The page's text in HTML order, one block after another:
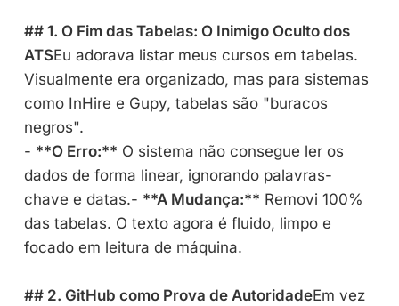
## 1. O Fim das Tabelas: O Inimigo Oculto dos
ATSEu adorava listar meus cursos em tabelas.
Visualmente era organizado, mas para sistemas
como InHire e Gupy, tabelas são "buracos
negros".
- **O Erro:** O sistema não consegue ler os
dados de forma linear, ignorando palavras-
chave e datas.- **A Mudança:** Removi 100%
das tabelas. O texto agora é fluido, limpo e
focado em leitura de máquina.
## 2. GitHub como Prova de AutoridadeEm vez